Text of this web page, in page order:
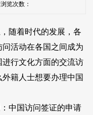
览次数：
随着时代的发展，各
活动在各国之间成为
行文化方面的交流访
籍人士想要办理中国
中国访问签证的申请